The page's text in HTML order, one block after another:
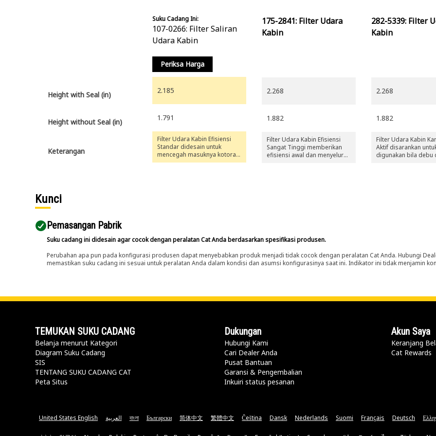
Height with Seal (in)
Height without Seal (in)
Keterangan
Suku Cadang Ini:
107-0266: Filter Saliran
Udara Kabin
Periksa Harga
2.185
1.791
Filter Udara Kabin Efisiensi
Standar didesain untuk
mencegah masuknya kotoran,
jelaga, pasir, dan kontaminan
175-2841: Filter Udara
Kabin
2.268
1.882
Filter Udara Kabin Efisiensi
Sangat Tinggi memberikan
efisiensi awal dan menyeluruh
282-5339: Filter
Kabin
2.268
1.882
Filter Udara Kabin
Aktif disarankan
digunakan bila debu
Kunci
Pemasangan Pabrik
Suku cadang ini didesain agar cocok dengan peralatan Cat Anda berdasarkan spesifikasi produsen.
Perubahan apa pun pada konfigurasi produsen dapat menyebabkan produk menjadi tidak cocok dengan peralatan Cat Anda. Hubungi
memastikan suku cadang ini sesuai untuk peralatan Anda dalam kondisi dan asumsi konfigurasinya saat ini. Indikator ini tidak menjamin
TEMUKAN SUKU CADANG
Belanja menurut Kategori
Diagram Suku Cadang
SIS
TENTANG SUKU CADANG CAT
Peta Situs
Dukungan
Hubungi Kami
Cari Dealer Anda
Pusat Bantuan
Garansi & Pengembalian
Inkuiri status pesanan
Akun Saya
Keranjang
Cat Rewards
United States English العربية বাংলা Български 简体中文 繁體中文 Čeština Dansk Nederlands Suomi Français Deutsch